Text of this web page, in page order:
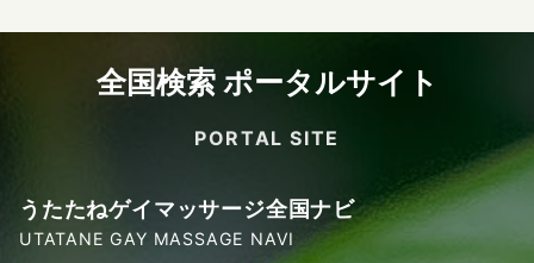
全国検索 ポータルサイト
PORTAL SITE
うたたねゲイマッサージ全国ナビ
UTATANE GAY MASSAGE NAVI